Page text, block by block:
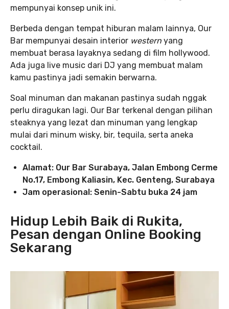
mempunyai konsep unik ini.
Berbeda dengan tempat hiburan malam lainnya, Our
Bar mempunyai desain interior western yang
membuat berasa layaknya sedang di film hollywood.
Ada juga live music dari DJ yang membuat malam
kamu pastinya jadi semakin berwarna.
Soal minuman dan makanan pastinya sudah nggak
perlu diragukan lagi. Our Bar terkenal dengan pilihan
steaknya yang lezat dan minuman yang lengkap
mulai dari minum wisky, bir, tequila, serta aneka
cocktail.
Alamat: Our Bar Surabaya, Jalan Embong Cerme
No.17, Embong Kaliasin, Kec. Genteng, Surabaya
Jam operasional: Senin-Sabtu buka 24 jam
Hidup Lebih Baik di Rukita,
Pesan dengan Online Booking
Sekarang